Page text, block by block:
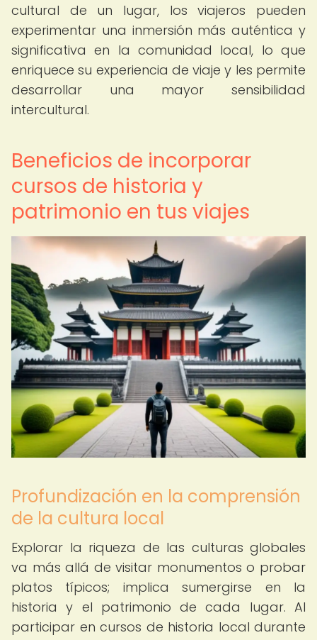
cultural de un lugar, los viajeros pueden
experimentar una inmersión más auténtica y
significativa en la comunidad local, lo que
enriquece su experiencia de viaje y les permite
desarrollar una mayor sensibilidad
intercultural.
Beneficios de incorporar
cursos de historia y
patrimonio en tus viajes
Profundización en la comprensión
de la cultura local
Explorar la riqueza de las culturas globales
va más allá de visitar monumentos o probar
platos típicos; implica sumergirse en la
historia y el patrimonio de cada lugar. Al
participar en cursos de historia local durante